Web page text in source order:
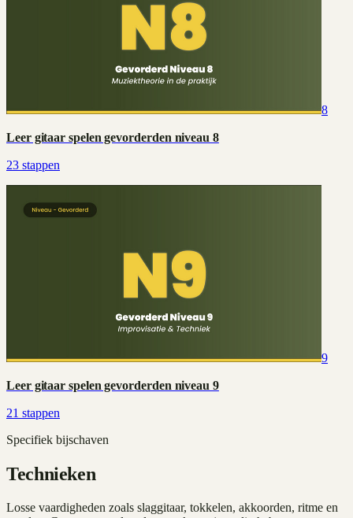
8
Leer gitaar spelen gevorderden niveau 8
23 stappen
9
Leer gitaar spelen gevorderden niveau 9
21 stappen
Specifiek bijschaven
Technieken
Losse vaardigheden zoals slaggitaar, tokkelen, akkoorden, ritme en